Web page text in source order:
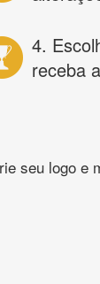
4.
receba
seu logo e